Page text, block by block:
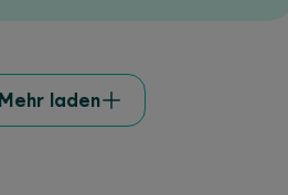
Mehr laden